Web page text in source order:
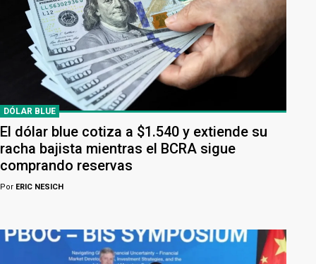
DÓLAR BLUE
El dólar blue cotiza a $1.540 y extiende su
racha bajista mientras el BCRA sigue
comprando reservas
Por ERIC NESICH